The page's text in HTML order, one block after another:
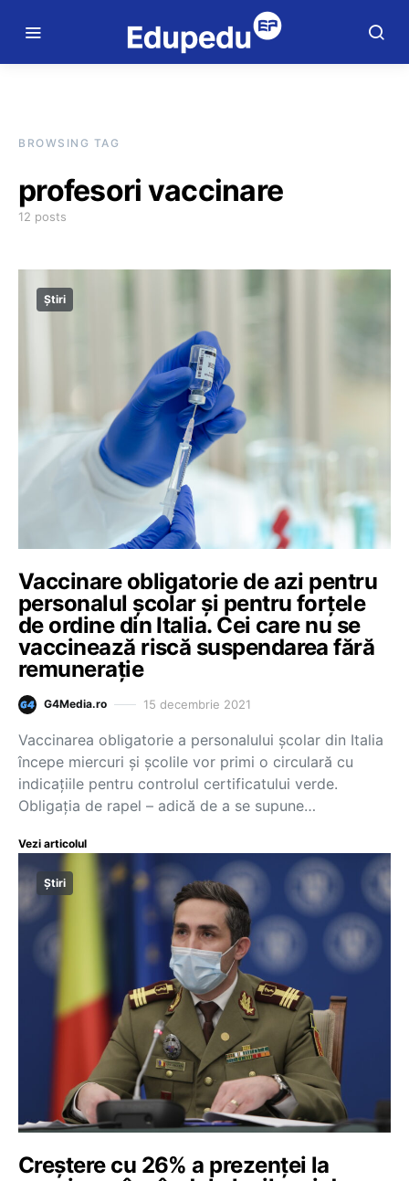
BROWSING TAG
profesori vaccinare
12 posts
Știri
Vaccinare obligatorie de azi pentru
personalul școlar și pentru forțele
de ordine din Italia. Cei care nu se
vaccinează riscă suspendarea fără
remunerație
G4Media.ro 15 decembrie 2021
Vaccinarea obligatorie a personalului școlar din Italia
începe miercuri și școlile vor primi o circulară cu
indicațiile pentru controlul certificatului verde.
Obligația de rapel – adică de a se supune…
Vezi articolul
Știri
Creștere cu 26% a prezenței la